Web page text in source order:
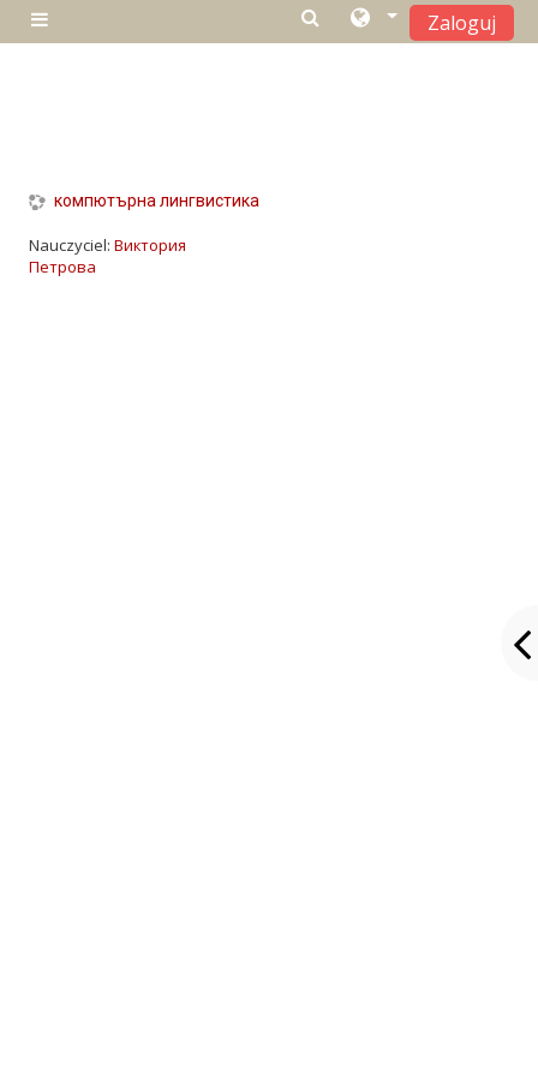
Panel boczny
Zaloguj
компютърна лингвистика
Nauczyciel:Виктория
Петрова